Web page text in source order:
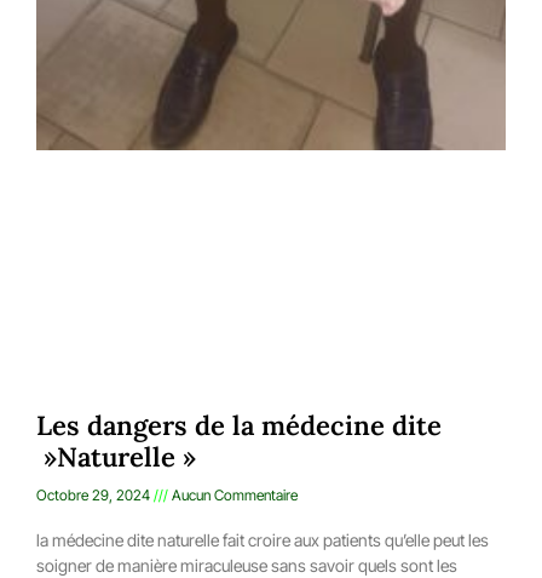
Les dangers de la médecine dite
»Naturelle »
Octobre 29, 2024 Aucun Commentaire
la médecine dite naturelle fait croire aux patients qu’elle peut les
soigner de manière miraculeuse sans savoir quels sont les